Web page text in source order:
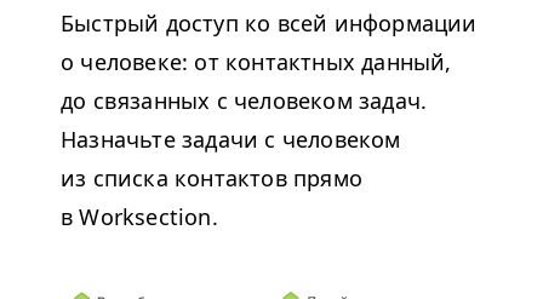
Быстрый доступ ко всей информации
о человеке: от контактных данный,
до связанных с человеком задач.
Назначьте задачи с человеком
из списка контактов прямо
в Worksection.